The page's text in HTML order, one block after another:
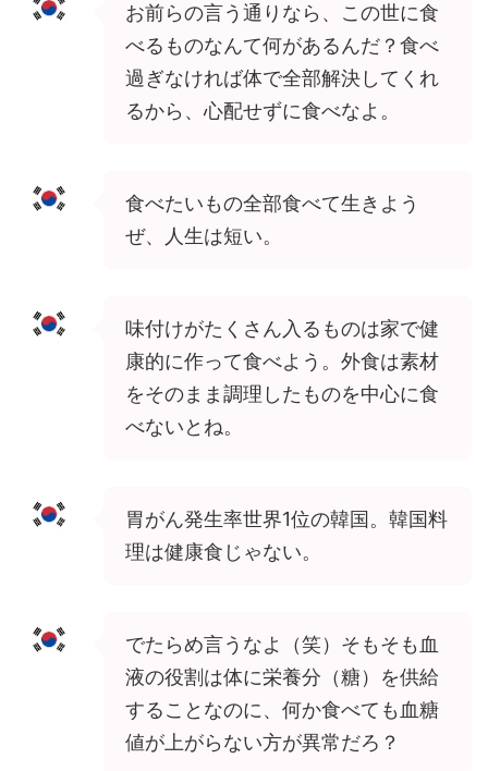
お前らの言う通りなら、この世に食
べるものなんて何があるんだ？食べ
過ぎなければ体で全部解決してくれ
るから、心配せずに食べなよ。
食べたいもの全部食べて生きよう
ぜ、人生は短い。
味付けがたくさん入るものは家で健
康的に作って食べよう。外食は素材
をそのまま調理したものを中心に食
べないとね。
胃がん発生率世界1位の韓国。韓国料
理は健康食じゃない。
でたらめ言うなよ（笑）そもそも血
液の役割は体に栄養分（糖）を供給
することなのに、何か食べても血糖
値が上がらない方が異常だろ？